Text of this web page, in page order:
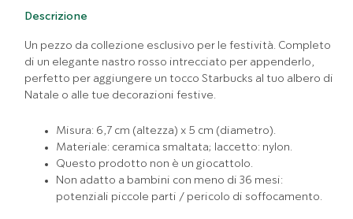
Descrizione
Un pezzo da collezione esclusivo per le festività. Completo
di un elegante nastro rosso intrecciato per appenderlo,
perfetto per aggiungere un tocco Starbucks al tuo albero di
Natale o alle tue decorazioni festive.
Misura: 6,7 cm (altezza) x 5 cm (diametro).
Materiale: ceramica smaltata; laccetto: nylon.
Questo prodotto non è un giocattolo.
Non adatto a bambini con meno di 36 mesi:
potenziali piccole parti / pericolo di soffocamento.